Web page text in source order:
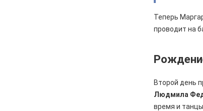
Теперь
проводит на
Второй день
Людмила
время и